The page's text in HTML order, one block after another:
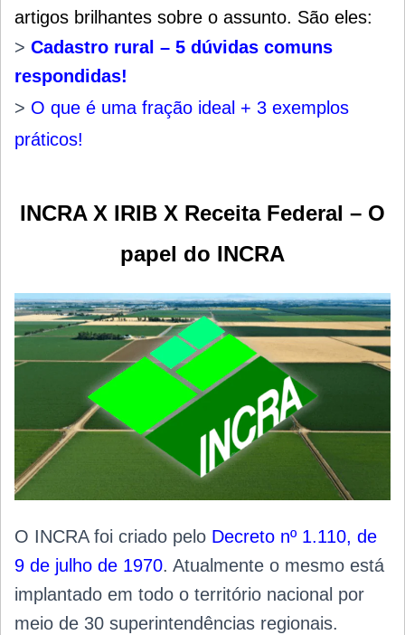
artigos brilhantes sobre o assunto. São eles:
> Cadastro rural – 5 dúvidas comuns
respondidas!
> O que é uma fração ideal + 3 exemplos
práticos!
INCRA X IRIB X Receita Federal – O
papel do INCRA
O INCRA foi criado pelo Decreto nº 1.110, de
9 de julho de 1970. Atualmente o mesmo está
implantado em todo o território nacional por
meio de 30 superintendências regionais.